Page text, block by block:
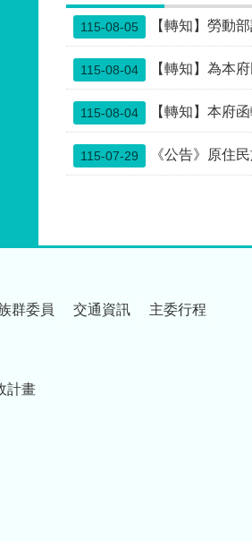
115-08-05 【轉知】勞動部訂
115-08-04 【轉知】為本府
115-08-04 【轉知】本府函轉行政
115-07-29 《公告》原住
群委員 交通資訊 主委行程
計畫